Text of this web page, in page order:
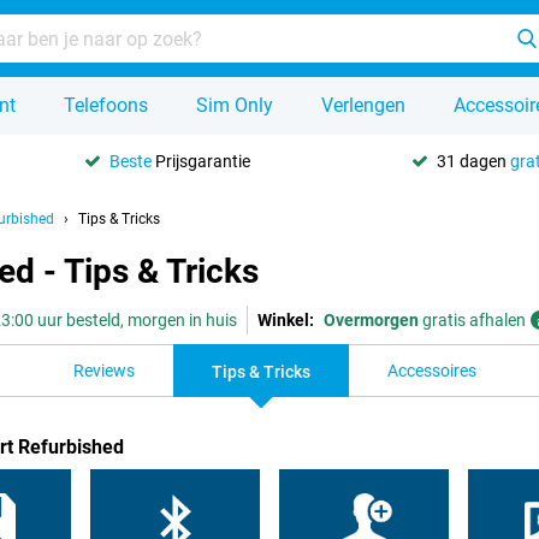
Telefoons Sim Only Verlengen
Beste Prijsgarantie 31 dagen
Tips & Tricks
- Tips & Tricks
uur besteld, morgen in huis Winkel: Overmorgengratis afhalen
Reviews Tips & Tricks Accessoires
Refurbished